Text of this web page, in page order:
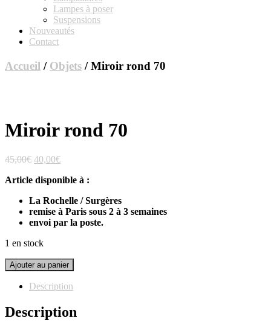
Lampes à poser
Suspensions
Nouveautés
Contact
Accueil / Objets / Miroir rond 70
Miroir rond 70
45,00€ Le
initial
45,00€.
40,00€Le
actuel
40,00€.
Article disponible à :
La Rochelle / Surgères
remise à Paris sous 2 à 3 semaines
envoi par la poste.
1 en stock
quantité
de
Miroir
70
Ajouter au panier
Description
Description